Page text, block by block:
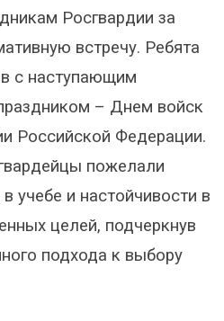
Росгвардии за
встречу. Ребята
с наступающим
– Днем войск
Российской Федерации.
пожелали
учебе и настойчивости в
целей, подчеркнув
подхода к выбору